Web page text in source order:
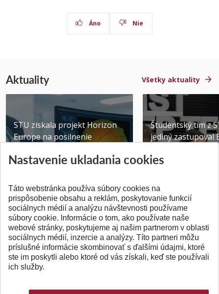
Áno Nie
Aktuality Všetky aktuality
STU získala projekt Horizon
Europe na posilnenie
Publikované 31.07.2026
Študentský tím z
jediný zastupoval
Publikované
SPÄŤ NA VRCH
Nastavenie ukladania cookies
Táto webstránka používa súbory cookies na
prispôsobenie obsahu a reklám, poskytovanie funkcií
sociálnych médií a analýzu návštevnosti používame
súbory cookie. Informácie o tom, ako používate naše
webové stránky, poskytujeme aj našim partnerom v oblasti
sociálnych médií, inzercie a analýzy. Títo partneri môžu
príslušné informácie skombinovať s ďalšími údajmi, ktoré
ste im poskytli alebo ktoré od vás získali, keď ste používali
ich služby.